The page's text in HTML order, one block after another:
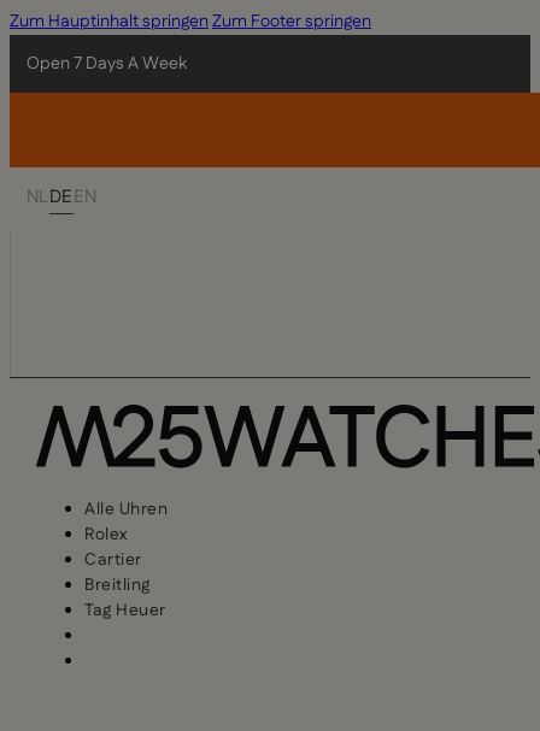
Zum Hauptinhalt springenZum Footer springen
Open 7 Days A Week
NLDEEN
Alle Uhren
Rolex
Cartier
Breitling
Tag Heuer